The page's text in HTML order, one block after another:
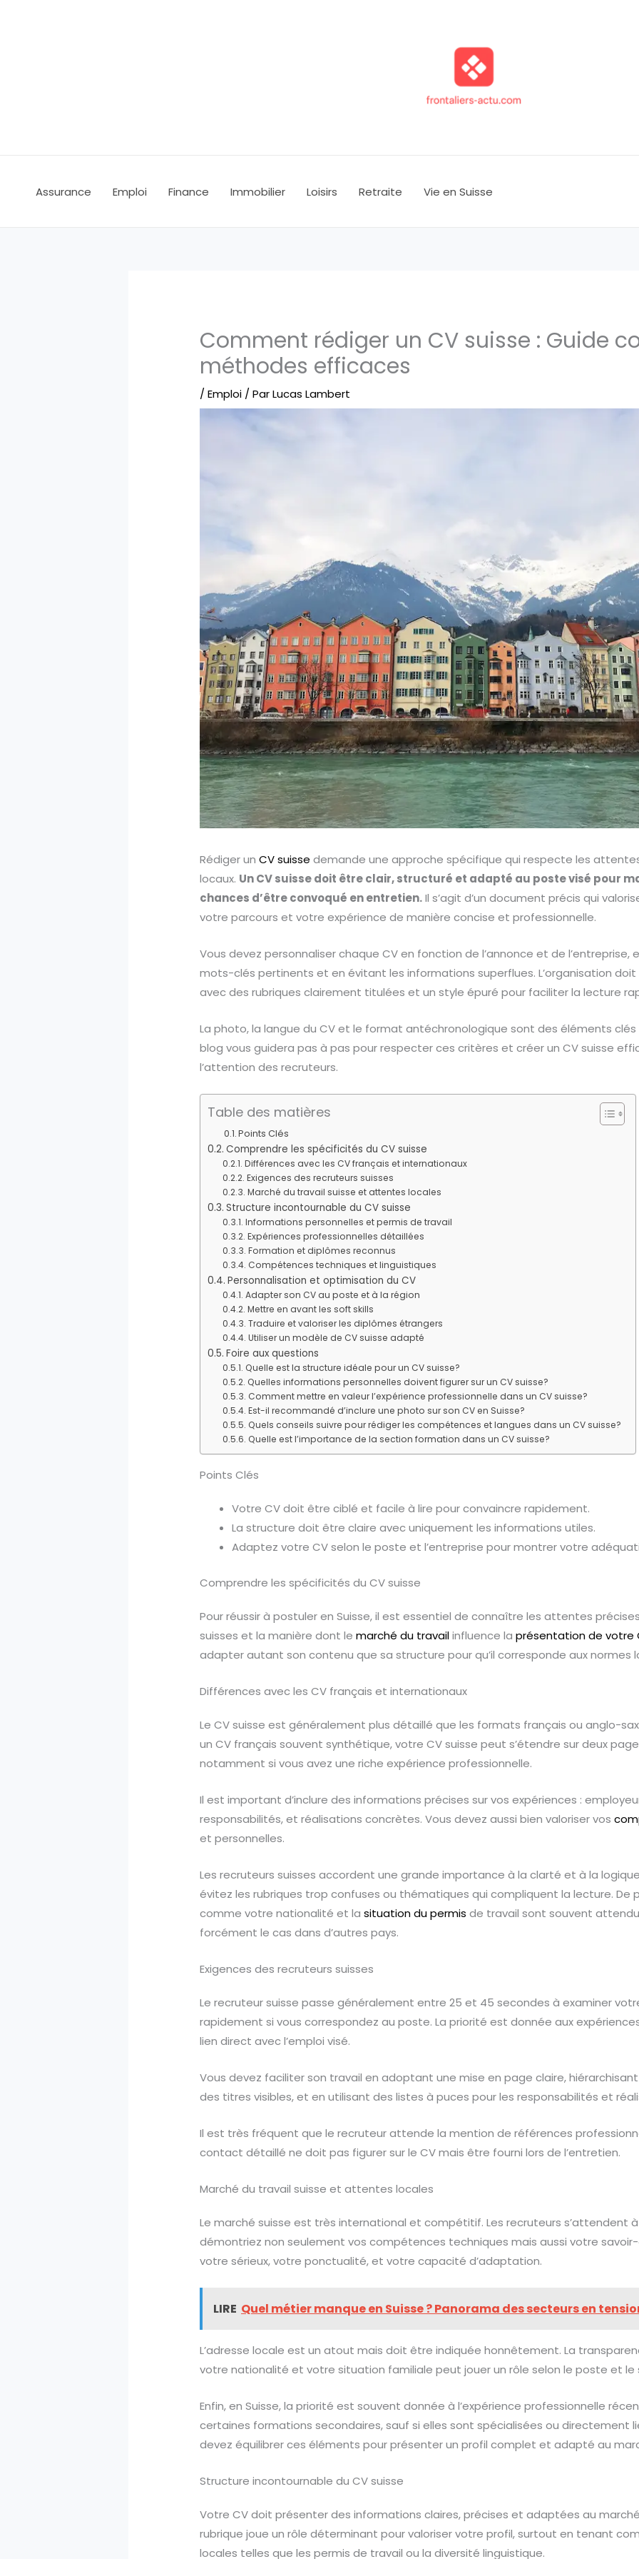
Assurance Emploi Finance Immobilier Loisirs Retraite Vie en Suisse
Comment rédiger un CV suisse : Guide
méthodes efficaces
/Emploi / ParLucas Lambert
Rédiger unCV suisse demande une approche spécifique qui respecte les
locaux. Un CV suisse doit être clair, structuré et adapté au poste visé pour
chances d’être convoqué en entretien.Il s’agit d’un document précis qui
votre parcours et votre expérience de manière concise et professionnelle.
Vous devez personnaliser chaque CV en fonction de l’annonce et de l’entreprise,
mots-clés pertinents et en évitant les informations superflues. L’organisation
avec des rubriques clairement titulées et un style épuré pour faciliter la lecture
La photo, la langue du CV et le format antéchronologique sont des éléments clés
blog vous guidera pas à pas pour respecter ces critères et créer un CV suisse
l’attention des recruteurs.
Table des matières
Points Clés
Comprendre les spécificités du CV suisse
Différences avec les CV français et internationaux
Exigences des recruteurs suisses
Marché du travail suisse et attentes locales
Structure incontournable du CV suisse
Informations personnelles et permis de travail
Expériences professionnelles détaillées
Formation et diplômes reconnus
Compétences techniques et linguistiques
Personnalisation et optimisation du CV
Adapter son CV au poste et à la région
Mettre en avant les soft skills
Traduire et valoriser les diplômes étrangers
Utiliser un modèle de CV suisse adapté
Foire aux questions
Quelle est la structure idéale pour un CV suisse?
Quelles informations personnelles doivent figurer sur un CV suisse?
Comment mettre en valeur l’expérience professionnelle dans un CV suisse?
Est-il recommandé d’inclure une photo sur son CV en Suisse?
Quels conseils suivre pour rédiger les compétences et langues dans un CV suisse?
Quelle est l’importance de la section formation dans un CV suisse?
Points Clés
Votre CV doit être ciblé et facile à lire pour convaincre rapidement.
La structure doit être claire avec uniquement les informations utiles.
Adaptez votre CV selon le poste et l’entreprise pour montrer votre
Comprendre les spécificités du CV suisse
Pour réussir à postuler en Suisse, il est essentiel de connaître les attentes
suisses et la manière dont lemarché du travailinfluence laprésentation de votre
adapter autant son contenu que sa structure pour qu’il corresponde aux normes
Différences avec les CV français et internationaux
Le CV suisse est généralement plus détaillé que les formats français ou anglo-
un CV français souvent synthétique, votre CV suisse peut s’étendre sur deux
notamment si vous avez une riche expérience professionnelle.
Il est important d’inclure des informations précises sur vos expériences :
responsabilités, et réalisations concrètes. Vous devez aussi bien valoriser vos
et personnelles.
Les recruteurs suisses accordent une grande importance à la clarté et à la
évitez les rubriques trop confuses ou thématiques qui compliquent la lecture. De
comme votre nationalité et lasituation du permis de travail sont souvent
forcément le cas dans d’autres pays.
Exigences des recruteurs suisses
Le recruteur suisse passe généralement entre 25 et 45 secondes à examiner
rapidement si vous correspondez au poste. La priorité est donnée aux
lien direct avec l’emploi visé.
Vous devez faciliter son travail en adoptant une mise en page claire,
des titres visibles, et en utilisant des listes à puces pour les responsabilités et
Il est très fréquent que le recruteur attende la mention de références
contact détaillé ne doit pas figurer sur le CV mais être fourni lors de l’entretien.
Marché du travail suisse et attentes locales
Le marché suisse est très international et compétitif. Les recruteurs s’attendent
démontriez non seulement vos compétences techniques mais aussi votre
votre sérieux, votre ponctualité, et votre capacité d’adaptation.
LIRE Quel métier manque en Suisse ? Panorama des secteurs en
L’adresse locale est un atout mais doit être indiquée honnêtement. La
votre nationalité et votre situation familiale peut jouer un rôle selon le poste et le
Enfin, en Suisse, la priorité est souvent donnée à l’expérience professionnelle
certaines formations secondaires, sauf si elles sont spécialisées ou directement
devez équilibrer ces éléments pour présenter un profil complet et adapté au
Structure incontournable du CV suisse
Votre CV doit présenter des informations claires, précises et adaptées au
rubrique joue un rôle déterminant pour valoriser votre profil, surtout en tenant
locales telles que les permis de travail ou la diversité linguistique.